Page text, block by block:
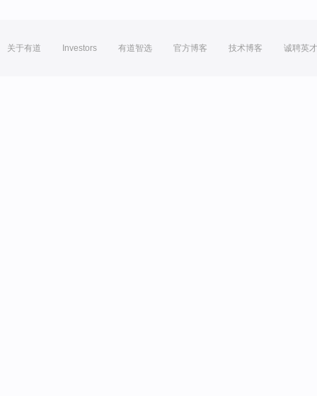
关于有道 Investors 有道智选 官方博客 技术博客 诚聘英才